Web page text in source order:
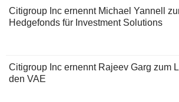
Citigroup Inc ernennt Michael Yannell
Hedgefonds für Investment Solutions
Citigroup Inc ernennt Rajeev Garg zum
den VAE